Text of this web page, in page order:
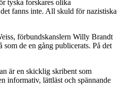
tyska forskares olika
fanns inte. All skuld för nazistiska
förbundskanslern Willy Brandt
de en gång publicerats. På det
är en skicklig skribent som
informativ, lättläst och spännande